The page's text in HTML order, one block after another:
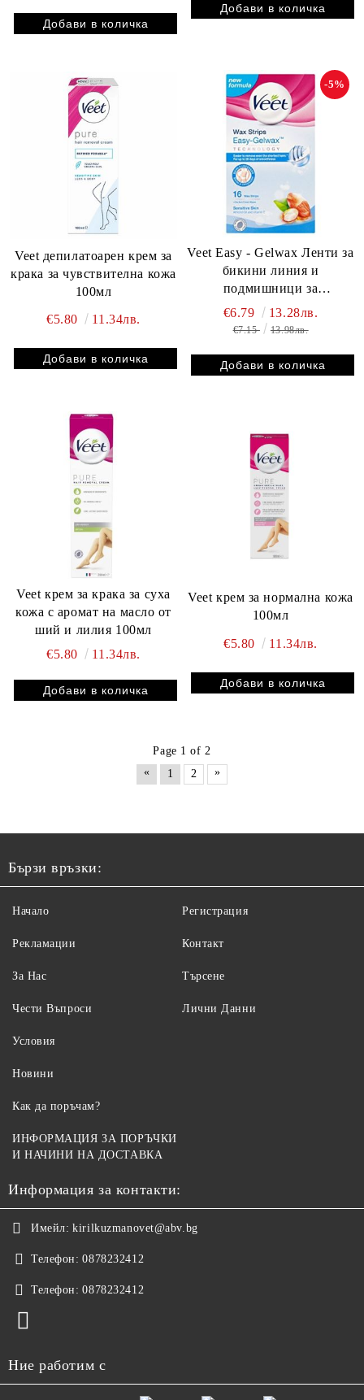
Veet депилатоарен крем за
крака за чувствителна кожа
100мл
€5.80
11.34лв.
Veet Easy - Gelwax Ленти за
бикини линия и
подмишници за
чувствителна кожа 16 бр.
-5%
€6.79 13.28лв.
€7.15 13.98лв.
Veet крем за крака за суха
кожа с аромат на масло от
ший и лилия 100мл
€5.80
11.34лв.
Veet крем за нормална кожа
100мл
€5.80 11.34лв.
Page 1 of 2
«
1 2 »
Бързи връзки:
Начало
Рекламации
За Нас
Чести Въпроси
Регистрация
Контакт
Търсене
Лични Данни
Условия
Новини
Как да поръчам?
ИНФОРМАЦИЯ ЗА ПОРЪЧКИ
И НАЧИНИ НА ДОСТАВКА
Информация за контакти:
Имейл: kirilkuzmanovet@abv.bg
Телефон: 0878232412
Телефон: 0878232412
Ние работим с